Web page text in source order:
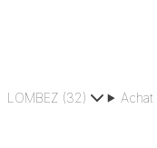
LOMBEZ (32) Achat